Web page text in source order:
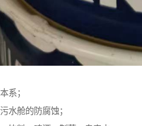
系；
水舱的防腐蚀；